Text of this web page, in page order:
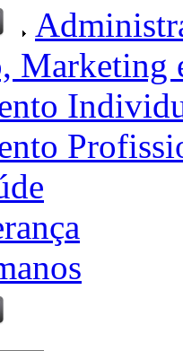
Marketing